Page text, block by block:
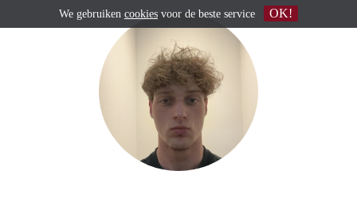
We gebruiken cookies voor de beste service OK!